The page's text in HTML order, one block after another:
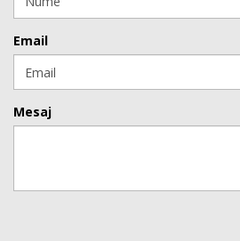
Email
Mesaj